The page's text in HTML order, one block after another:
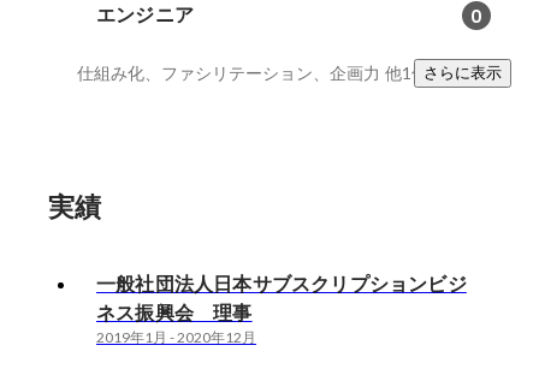
エンジニア 0
仕組み化、ファシリテーション、企画力 他1件さらに表示
実績
一般社団法人日本サブスクリプションビジ
ネス振興会 理事
2019年1月 -2020年12月